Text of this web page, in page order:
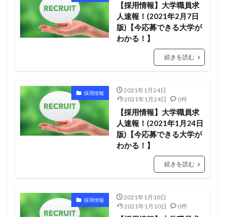
【採用情報】大学職員求
人速報！(2021年2月7日
版)【今応募できる大学が
わかる！】
続きを読む
採用情報
2021年1月24日
2021年1月24日
0件
【採用情報】大学職員求
人速報！(2021年1月24日
版)【今応募できる大学が
わかる！】
続きを読む
採用情報
2021年1月10日
2021年1月10日
0件